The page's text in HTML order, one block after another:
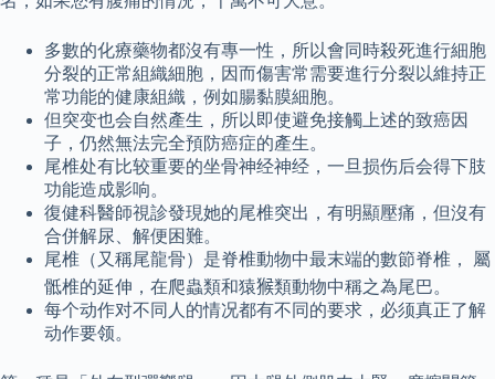
多數的化療藥物都沒有專一性，所以會同時殺死進行細胞
分裂的正常組織細胞，因而傷害常需要進行分裂以維持正
常功能的健康組織，例如腸黏膜細胞。
但突变也会自然產生，所以即使避免接觸上述的致癌因
子，仍然無法完全預防癌症的產生。
尾椎处有比较重要的坐骨神经神经，一旦损伤后会得下肢
功能造成影响。
復健科醫師視診發現她的尾椎突出，有明顯壓痛，但沒有
合併解尿、解便困難。
尾椎（又稱尾龍骨）是脊椎動物中最末端的數節脊椎， 屬
骶椎的延伸，在爬蟲類和猿𤠣類動物中稱之為尾巴。
每个动作对不同人的情况都有不同的要求，必须真正了解
动作要领。